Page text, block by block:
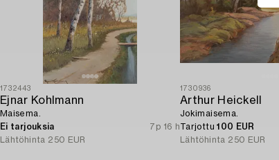
1732443
Ejnar Kohlmann
Maisema.
Ei tarjouksia
7p 16 h
Lähtöhinta 250 EUR
1730936
Arthur Heickell
Jokimaisema.
Tarjottu100 EUR
Lähtöhinta 250 EUR